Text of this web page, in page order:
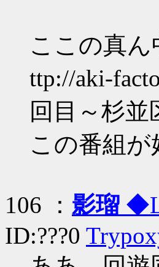
ここの真ん
ttp://aki-
回目～杉並
この番組
106 ： 影瑠
ID:???0